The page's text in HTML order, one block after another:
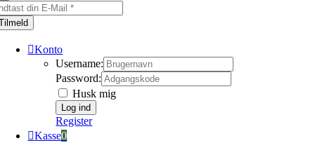
Konto
Username:
Password:
Husk mig
Register
Kasse0